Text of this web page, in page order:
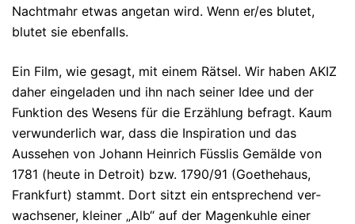
Nacht­mahr etwas angetan wird. Wenn er/es blutet,
blutet sie ebenfalls.
Ein Film, wie gesagt, mit einem Rätsel. Wir haben AKIZ
daher einge­laden und ihn nach seiner Idee und der
Funktion des Wesens für die Erzählung befragt. Kaum
verwunderlich war, dass die Inspiration und das
Aussehen von Johann Heinrich Füsslis Gemälde von
1781 (heute in Detroit) bzw. 1790/91 (Goethehaus,
Frankfurt) stammt. Dort sitzt ein ent­sprechend ver­
wachsener, kleiner „Alb“ auf der Magenkuhle einer